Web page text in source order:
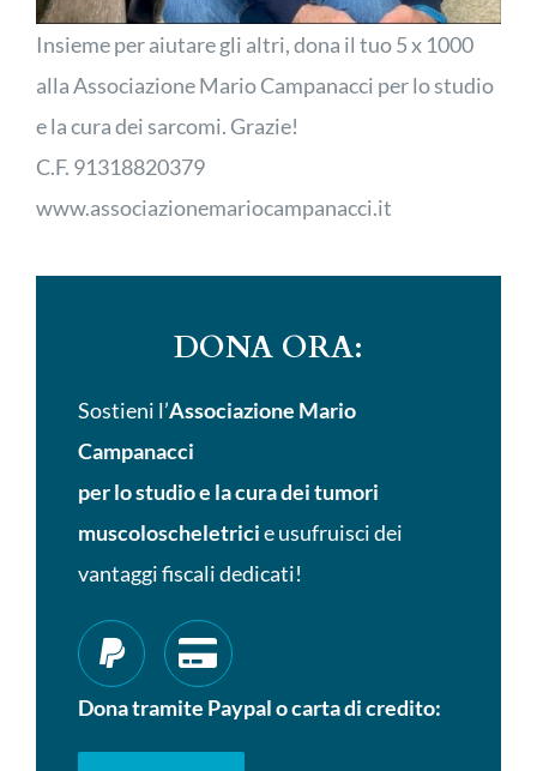
Insieme per aiutare gli altri, dona il tuo 5 x 1000
alla Associazione Mario Campanacci per lo studio
e la cura dei sarcomi. Grazie!
C.F. 91318820379
www.associazionemariocampanacci.it
DONA ORA:
Sostieni l’Associazione Mario
Campanacci
per lo studio e la cura dei tumori
muscoloscheletricie usufruisci dei
vantaggi fiscali dedicati!
Dona tramite Paypal o carta di credito: